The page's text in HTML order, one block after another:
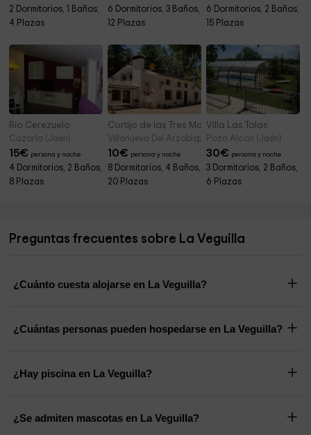
2 Dormitorios, 1 Baños,
4 Plazas
6 Dormitorios, 3 Baños,
12 Plazas
6 Dormitorios, 2 Baños,
15 Plazas
Río Cerezuelo
Cazorla (Jaén)
15€ persona y noche
4 Dormitorios, 2 Baños,
8 Plazas
Cortijo de las Tres Marías
Villanueva Del Arzobispo (Jaén)
10€ persona y noche
8 Dormitorios, 4 Baños,
20 Plazas
Villa Las Talas
Pozo Alcon (Jaén)
30€ persona y noche
3 Dormitorios, 2 Baños,
6 Plazas
Preguntas frecuentes sobre La Veguilla
¿Cuánto cuesta alojarse en La Veguilla?
¿Cuántas personas pueden hospedarse en La Veguilla?
¿Hay piscina en La Veguilla?
¿Se admiten mascotas en La Veguilla?